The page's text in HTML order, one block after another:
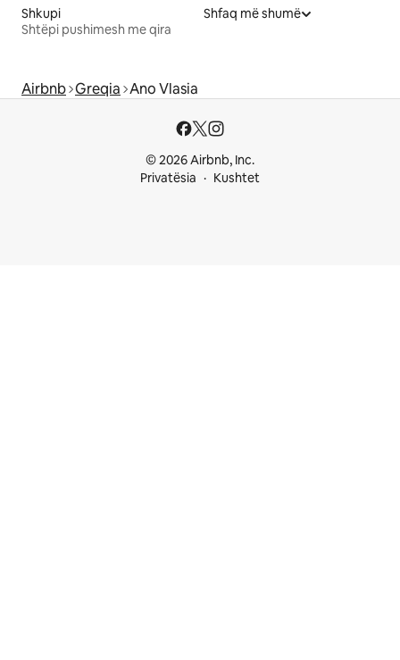
Shkupi
Shtëpi pushimesh me qira
Shfaq më shumë
Airbnb Greqia Ano Vlasia
© 2026 Airbnb, Inc.
Privatësia
Kushtet